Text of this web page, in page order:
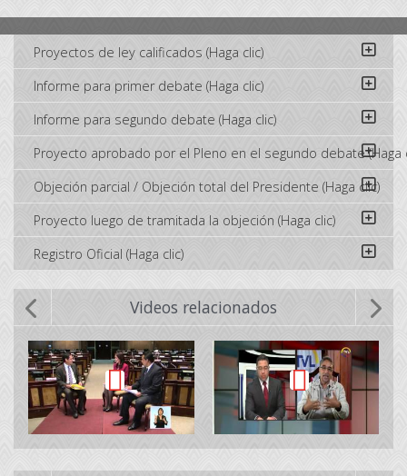
Proyectos de ley calificados (Haga clic)
Informe para primer debate (Haga clic)
Informe para segundo debate (Haga clic)
Proyecto aprobado por el Pleno en el segundo debate (Haga
Objeción parcial / Objeción total del Presidente (Haga clic)
Proyecto luego de tramitada la objeción (Haga clic)
Registro Oficial (Haga clic)
Videos relacionados